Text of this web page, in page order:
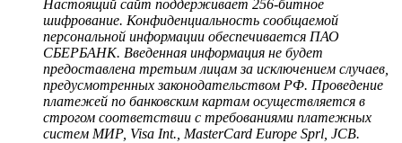
Настоящий сайт поддерживает 256-битное
шифрование. Конфиденциальность сообщаемой
персональной информации обеспечивается ПАО
СБЕРБАНК. Введенная информация не будет
предоставлена третьим лицам за исключением случаев,
предусмотренных законодательством РФ. Проведение
платежей по банковским картам осуществляется в
строгом соответствии с требованиями платежных
систем МИР, Visa Int., MasterCard Europe Sprl, JCB.